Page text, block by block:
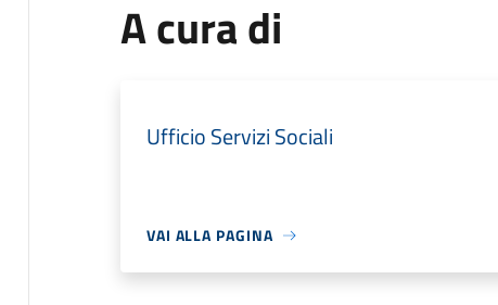
A cura di
Ufficio Servizi Sociali
VAI ALLA PAGINA